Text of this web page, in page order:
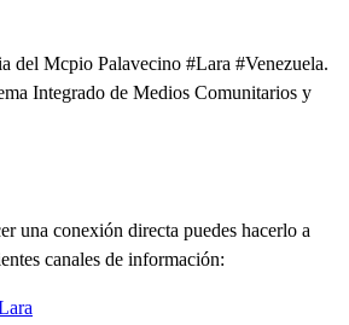
del Mcpio Palavecino #Lara #Venezuela.
Integrado de Medios Comunitarios y
una conexión directa puedes hacerlo a
canales de información: